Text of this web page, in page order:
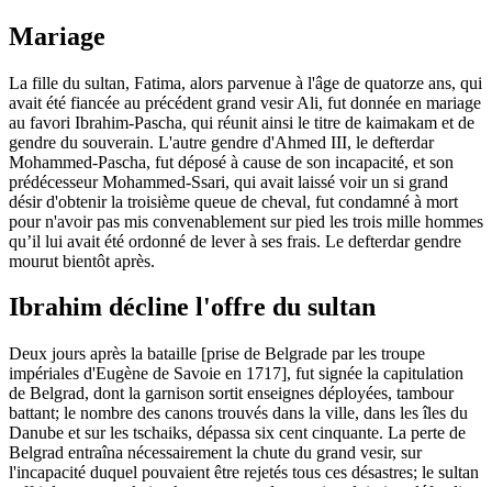
Mariage
La fille du sultan, Fatima, alors parvenue à l'âge de quatorze ans, qui
avait été fiancée au précédent grand vesir Ali, fut donnée en mariage
au favori Ibrahim-Pascha, qui réunit ainsi le titre de kaimakam et de
gendre du souverain. L'autre gendre d'Ahmed III, le defterdar
Mohammed-Pascha, fut déposé à cause de son incapacité, et son
prédécesseur Mohammed-Ssari, qui avait laissé voir un si grand
désir d'obtenir la troisième queue de cheval, fut condamné à mort
pour n'avoir pas mis convenablement sur pied les trois mille hommes
qu’il lui avait été ordonné de lever à ses frais. Le defterdar gendre
mourut bientôt après.
Ibrahim décline l'offre du sultan
Deux jours après la bataille [prise de Belgrade par les troupe
impériales d'Eugène de Savoie en 1717], fut signée la capitulation
de Belgrad, dont la garnison sortit enseignes déployées, tambour
battant; le nombre des canons trouvés dans la ville, dans les îles du
Danube et sur les tschaiks, dépassa six cent cinquante. La perte de
Belgrad entraîna nécessairement la chute du grand vesir, sur
l'incapacité duquel pouvaient être rejetés tous ces désastres; le sultan